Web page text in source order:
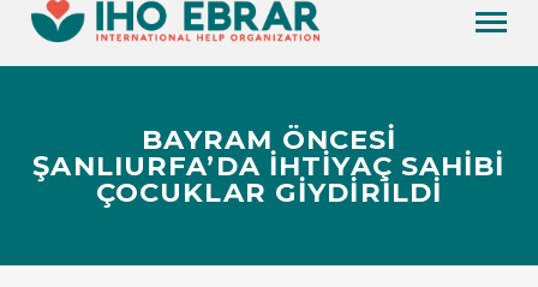
BAYRAM ÖNCESI
ŞANLIURFA’DA IHTIYAÇ SAHIBI
ÇOCUKLAR GIYDIRILDI